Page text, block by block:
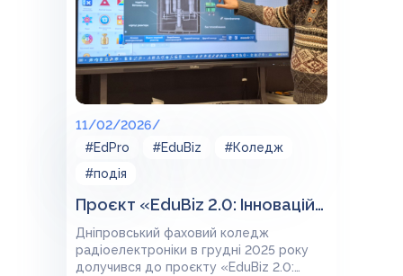
11/02/2026/
#EdPro
#EduBiz
#Коледж
#подія
Проєкт «EduBiz 2.0: Інноваційне стажування для директорів/викладачів закладів професійної освіти України» від ГО «Я І МОЯ ШКОЛА».
Дніпровський фаховий коледж
радіоелектроніки в грудні 2025 року
долучився до проєкту «EduBiz 2.0: